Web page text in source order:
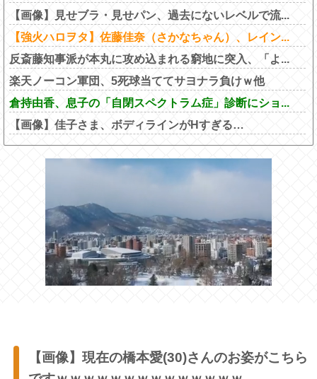
【画像】見せブラ・見せパン、過去にないレベルで流...
【強火ハロヲタ】佐藤佳奈（さかなちゃん）、レイン...
反斎藤知事派が本丸に攻め込まれる窮地に突入、「よ...
楽天ノーコン軍団、5死球当ててサヨナラ負けｗ他
倉持由香、息子の「自閉スペクトラム症」診断にショ...
【画像】佳子さま、ボディラインがHすぎる…
【画像】現在の橋本愛(30)さんのお姿がこちら